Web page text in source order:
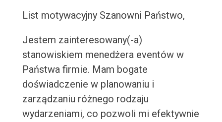
List motywacyjny Szanowni Państwo,
Jestem zainteresowany(-a)
stanowiskiem menedżera eventów w
Państwa firmie. Mam bogate
doświadczenie w planowaniu i
zarządzaniu różnego rodzaju
wydarzeniami, co pozwoli mi efektywnie